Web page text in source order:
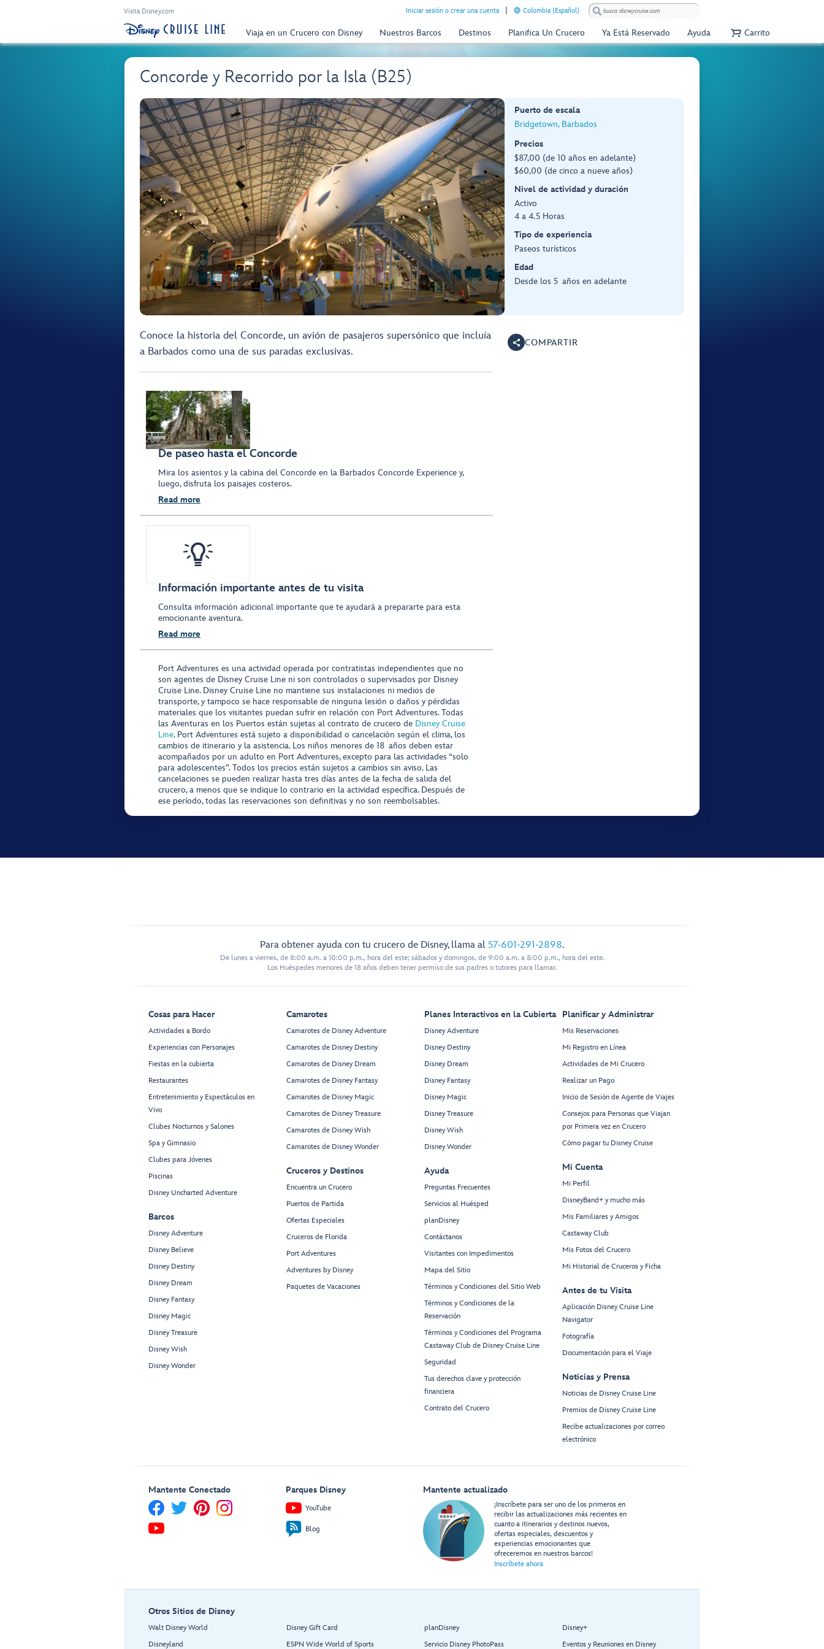
Visita Disney.com Iniciar sesión o crear una cuenta Colombia (Español)
Viaja en un Crucero con Disney Nuestros Barcos Destinos Planifica Un Crucero Ya Está Reservado Ayuda Carrito
Concorde y Recorrido por la Isla (B25)
Puerto de escala
Bridgetown, Barbados
Precios
$87,00 (de 10 años en adelante)
$60,00 (de cinco a nueve años)
Nivel de actividad y duración
Activo
4 a 4.5 Horas
Tipo de experiencia
Paseos turísticos
Edad
Desde los 5 años en adelante
Conoce la historia del Concorde, un avión de pasajeros supersónico que incluía
a Barbados como una de sus paradas exclusivas.
De paseo hasta el Concorde
Mira los asientos y la cabina del Concorde en la Barbados Concorde Experience y,
luego, disfruta los paisajes costeros.
Read more
Información importante antes de tu visita
Consulta información adicional importante que te ayudará a prepararte para esta
emocionante aventura.
Read more
Port Adventures es una actividad operada por contratistas independientes que no
son agentes de Disney Cruise Line ni son controlados o supervisados por Disney
Cruise Line. Disney Cruise Line no mantiene sus instalaciones ni medios de
transporte, y tampoco se hace responsable de ninguna lesión o daños y pérdidas
materiales que los visitantes puedan sufrir en relación con Port Adventures. Todas
las Aventuras en los Puertos están sujetas al contrato de crucero de Disney Cruise
Line. Port Adventures está sujeto a disponibilidad o cancelación según el clima, los
cambios de itinerario y la asistencia. Los niños menores de 18 años deben estar
acompañados por un adulto en Port Adventures, excepto para las actividades “solo
para adolescentes”. Todos los precios están sujetos a cambios sin aviso. Las
cancelaciones se pueden realizar hasta tres días antes de la fecha de salida del
crucero, a menos que se indique lo contrario en la actividad específica. Después de
ese período, todas las reservaciones son definitivas y no son reembolsables.
COMPARTIR
Para obtener ayuda con tu crucero de Disney, llama al 57-601-291-2898.
De lunes a viernes, de 8:00 a.m. a 10:00 p.m., hora del este; sábados y domingos, de 9:00 a.m. a 8:00 p.m., hora del este.
Los Huéspedes menores de 18 años deben tener permiso de sus padres o tutores para llamar.
Cosas para Hacer
Actividades a Bordo
Experiencias con Personajes
Fiestas en la cubierta
Restaurantes
Entretenimiento y Espectáculos en
Vivo
Clubes Nocturnos y Salones
Spa y Gimnasio
Clubes para Jóvenes
Piscinas
Disney Uncharted Adventure
Barcos
Disney Adventure
Disney Believe
Disney Destiny
Disney Dream
Disney Fantasy
Disney Magic
Disney Treasure
Disney Wish
Disney Wonder
Camarotes
Camarotes de Disney Adventure
Camarotes de Disney Destiny
Camarotes de Disney Dream
Camarotes de Disney Fantasy
Camarotes de Disney Magic
Camarotes de Disney Treasure
Camarotes de Disney Wish
Camarotes de Disney Wonder
Cruceros y Destinos
Encuentra un Crucero
Puertos de Partida
Ofertas Especiales
Cruceros de Florida
Port Adventures
Adventures by Disney
Paquetes de Vacaciones
Planes Interactivos en la Cubierta
Disney Adventure
Disney Destiny
Disney Dream
Disney Fantasy
Disney Magic
Disney Treasure
Disney Wish
Disney Wonder
Ayuda
Preguntas Frecuentes
Servicios al Huésped
planDisney
Contáctanos
Visitantes con Impedimentos
Mapa del Sitio
Términos y Condiciones del Sitio Web
Términos y Condiciones de la
Reservación
Términos y Condiciones del Programa
Castaway Club de Disney Cruise Line
Seguridad
Tus derechos clave y protección
financiera
Contrato del Crucero
Planificar y Administrar
Mis Reservaciones
Mi Registro en Línea
Actividades de Mi Crucero
Realizar un Pago
Inicio de Sesión de Agente de Viajes
Consejos para Personas que Viajan
por Primera vez en Crucero
Cómo pagar tu Disney Cruise
Mi Cuenta
Mi Perfil
DisneyBand+ y mucho más
Mis Familiares y Amigos
Castaway Club
Mis Fotos del Crucero
Mi Historial de Cruceros y Ficha
Antes de tu Visita
Aplicación Disney Cruise Line
Navigator
Fotografía
Documentación para el Viaje
Noticias y Prensa
Noticias de Disney Cruise Line
Premios de Disney Cruise Line
Recibe actualizaciones por correo
electrónico
Mantente Conectado Parques Disney
YouTube
Blog
Mantente actualizado
¡Inscríbete para ser uno de los primeros en
recibir las actualizaciones más recientes en
cuanto a itinerarios y destinos nuevos,
ofertas especiales, descuentos y
experiencias emocionantes que
ofreceremos en nuestros barcos!
Inscríbete ahora
Otros Sitios de Disney
Walt Disney World
Disneyland
Disney Gift Card
ESPN Wide World of Sports
planDisney
Servicio Disney PhotoPass
Disney+
Eventos y Reuniones en Disney